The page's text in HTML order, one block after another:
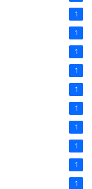
1
1
1
1
1
1
1
1
1
1